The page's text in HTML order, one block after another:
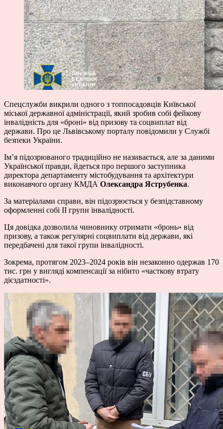
Спецслужби викрили одного з топпосадовців Київської
міської державної адміністрації, який зробив собі фейкову
інвалідність для «броні» від призову та соцвиплат від
держави. Про це Львівському порталу повідомили у Службі
безпеки України.
Ім’я підозрюваного традиційно не називається, але за даними
Української правди, йдеться про першого заступника
директора департаменту містобудування та архітектури
виконавчого органу КМДА Олександра Яструбенка.
За матеріалами справи, він підозрюється у безпідставному
оформленні собі II групи інвалідності.
Ця довідка дозволила чиновнику отримати «бронь» від
призову, а також регулярні соцвиплати від держави, які
передбачені для такої групи інвалідності.
Зокрема, протягом 2023–2024 років він незаконно одержав 170
тис. грн у вигляді компенсації за нібито «часткову втрату
дієздатності».